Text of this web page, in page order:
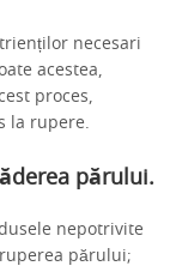
necesari
acestea,
proces,
la rupere.
părului.
nepotrivite
părului;